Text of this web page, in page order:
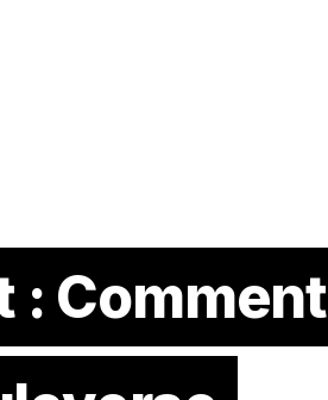
: Comment